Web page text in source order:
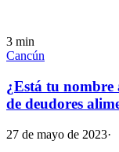
3 min
Cancún
¿Está tu nombre
de deudores
27 de mayo de 2023·